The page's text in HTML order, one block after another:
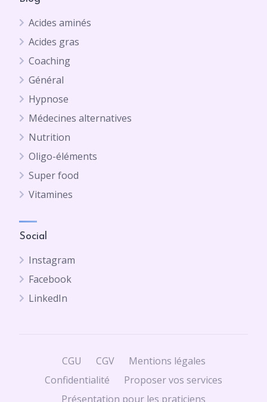
Acides aminés
Acides gras
Coaching
Général
Hypnose
Médecines alternatives
Nutrition
Oligo-éléments
Super food
Vitamines
Social
Instagram
Facebook
LinkedIn
CGU CGV
Mentions légales
Confidentialité
Proposer vos services
Présentation pour les praticiens